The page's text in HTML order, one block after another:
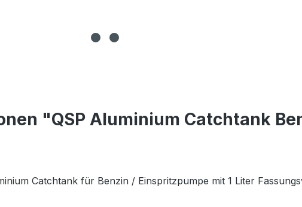
"QSP Aluminium Catchtank
Catchtank für Benzin / Einspritzpumpe mit 1 Liter